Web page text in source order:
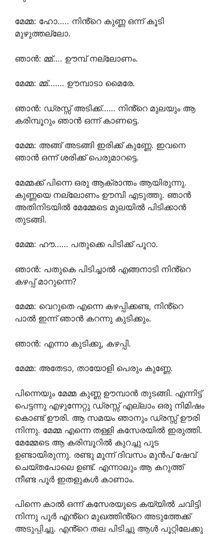
മേമ്മ: ഹോ….. നിൻ്റെ കുണ്ണ ഒന്ന് കൂടി
മുഴുത്തല്ലോ.
ഞാൻ: മ്മ്…. ഊമ്പ് നല്ലോണം.
മേമ്മ: മ്മ്……. ഊമ്പാടാ മൈരേ.
ഞാൻ: ഡ്രസ്സ്‌ അടിക്ക്…… നിൻ്റെ മുലയും ആ
കരിമ്പൂറും ഞാൻ ഒന്ന് കാണട്ടെ.
മേമ്മ: അങ്ങ് അടങ്ങി ഇരിക്ക് കുണ്ണേ. ഇവനെ
ഞാൻ ഒന്ന് ശരിക്ക് പെരുമാറട്ടെ.
മേമ്മക്ക് പിന്നെ ഒരു ആക്രാന്തം ആയിരുന്നു.
കുണ്ണയെ നല്ലോണം ഊമ്പി എടുത്തു. ഞാൻ
അതിനിടയിൽ മേമ്മേടെ മുലയിൽ പിടിക്കാൻ
തുടങ്ങി.
മേമ്മ: ഹൗ…… പതുക്കെ പിടിക്ക് പൂറാ.
ഞാൻ: പതുകെ പിടിച്ചാൽ എങ്ങനാടി നിൻ്റെ
കഴപ്പ് മാറുന്നെ?
മേമ്മ: വെറുതെ എന്നെ കഴപ്പിക്കണ്ട, നിൻ്റെ
പാൽ ഇന്ന് ഞാൻ കറന്നു കുടിക്കും.
ഞാൻ: എന്നാ കുടിക്കു, കഴപ്പി.
മേമ്മ: അതേടാ, തായോളി പെരും കുണ്ണേ.
പിന്നെയും മേമ്മ കുണ്ണ ഊമ്പാൻ തുടങ്ങി. എന്നിട്ട്
പെട്ടന്നു എഴുന്നേറ്റു ഡ്രസ്സ്‌ എല്ലാം ഒരു നിമിഷം
കൊണ്ട് ഊരി. ആ സമയം ഞാനും ഡ്രസ്സ്‌ ഊരി
നിന്നു. മേമ്മ എന്നെ തള്ളി കസേരയിൽ ഇരുത്തി.
മേമ്മേടെ ആ കരിമ്പൂറിൽ കുറച്ചു പൂട
ഉണ്ടായിരുന്നു. രണ്ടു മൂന്ന് ദിവസം മുൻപ് ഷേവ്
ചെയ്തപോലെ ഉണ്ട്. എന്നാലും ആ കറുത്ത്
നീണ്ട പൂർ ഇതളുകൾ കാണാം.
പിന്നെ കാൽ ഒന്ന് കസേരയുടെ കയ്യിൽ ചവിട്ടി
നിന്നു പൂർ എൻ്റെ മുഖത്തിൻ്റെ അടുത്തേക്ക്
അടുപ്പിച്ചു. എൻ്റെ തല പിടിച്ചു ആൾ പൂറ്റിലേക്കു